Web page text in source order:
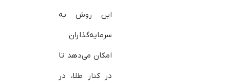
این روش به
سرمایه‌گذاران
امکان می‌دهد تا
در کنار طلا، در